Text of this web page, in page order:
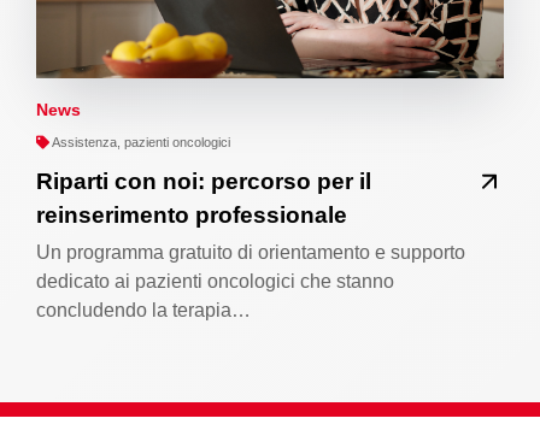
News
Assistenza, pazienti oncologici
Riparti con noi: percorso per il
reinserimento professionale
Un programma gratuito di orientamento e supporto
dedicato ai pazienti oncologici che stanno
concludendo la terapia…